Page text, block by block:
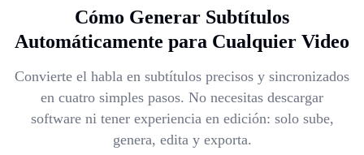
Cómo Generar Subtítulos
Automáticamente para Cualquier Video
Convierte el habla en subtítulos precisos y sincronizados
en cuatro simples pasos. No necesitas descargar
software ni tener experiencia en edición: solo sube,
genera, edita y exporta.